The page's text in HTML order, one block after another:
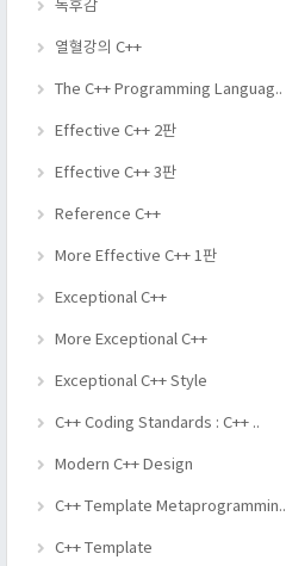
독후감
열혈강의 C++
The C++ Programming Languag..
Effective C++ 2판
Effective C++ 3판
Reference C++
More Effective C++ 1판
Exceptional C++
More Exceptional C++
Exceptional C++ Style
C++ Coding Standards : C++ ..
Modern C++ Design
C++ Template Metaprogrammin..
C++ Template